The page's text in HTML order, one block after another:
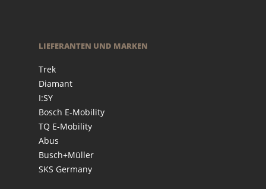
LIEFERANTEN UND MARKEN
Trek
Diamant
I:SY
Bosch E-Mobility
TQ E-Mobility
Abus
Busch+Müller
SKS Germany